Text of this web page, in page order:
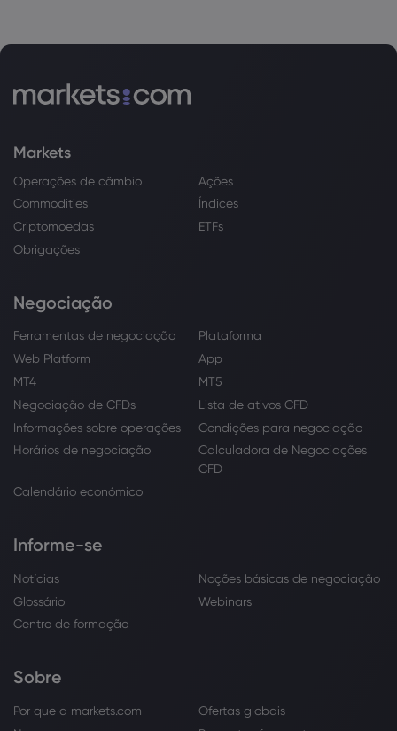
Markets
Operações de câmbio
Ações
Commodities
Índices
Criptomoedas
ETFs
Obrigações
Negociação
Ferramentas de negociação
Plataforma
Web Platform
App
MT4
MT5
Negociação de CFDs
Lista de ativos CFD
Informações sobre operações
Condições para negociação
Horários de negociação
Calculadora de Negociações
CFD
Calendário económico
Informe-se
Notícias
Noções básicas de negociação
Glossário
Webinars
Centro de formação
Sobre
Por que a markets.com
Ofertas globais